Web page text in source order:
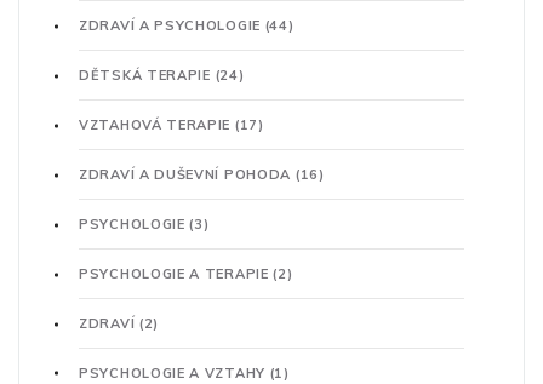
ZDRAVÍ A PSYCHOLOGIE (44)
DĚTSKÁ TERAPIE (24)
VZTAHOVÁ TERAPIE (17)
ZDRAVÍ A DUŠEVNÍ POHODA (16)
PSYCHOLOGIE(3)
PSYCHOLOGIE A TERAPIE(2)
ZDRAVÍ (2)
PSYCHOLOGIE A VZTAHY (1)